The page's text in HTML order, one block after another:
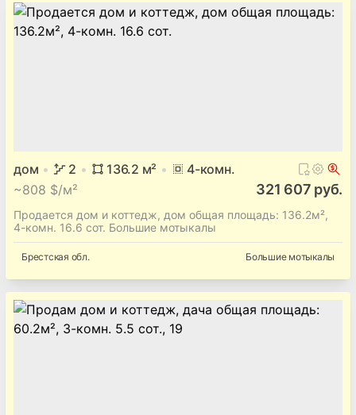
дом 2 136.2 м² 4-комн.
~808 $/м² 321 607 руб.
Продается дом и коттедж, дом общая площадь: 136.2м²,
4-комн. 16.6 сот. Большие мотыкалы
Брестская обл. Большие мотыкалы